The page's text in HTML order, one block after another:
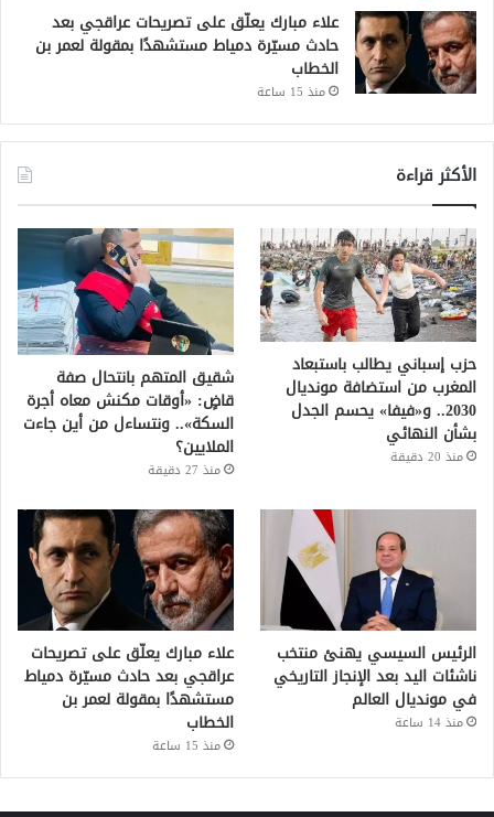
علاء مبارك يعلّق على تصريحات عراقجي بعد
حادث مسيّرة دمياط مستشهدًا بمقولة لعمر بن
الخطاب
منذ 15 ساعة
الأكثر قراءة
حزب إسباني يطالب باستبعاد
المغرب من استضافة مونديال
2030.. و«فيفا» يحسم الجدل
بشأن النهائي
منذ 20 دقيقة
شقيق المتهم بانتحال صفة
قاضٍ: «أوقات مكنش معاه أجرة
السكة».. ونتساءل من أين جاءت
الملايين؟
منذ 27 دقيقة
الرئيس السيسي يهنئ منتخب
ناشئات اليد بعد الإنجاز التاريخي
في مونديال العالم
منذ 14 ساعة
علاء مبارك يعلّق على تصريحات
عراقجي بعد حادث مسيّرة دمياط
مستشهدًا بمقولة لعمر بن
الخطاب
منذ 15 ساعة